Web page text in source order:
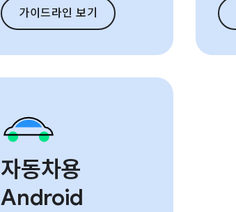
가이드라인 보기
자동차용
Android